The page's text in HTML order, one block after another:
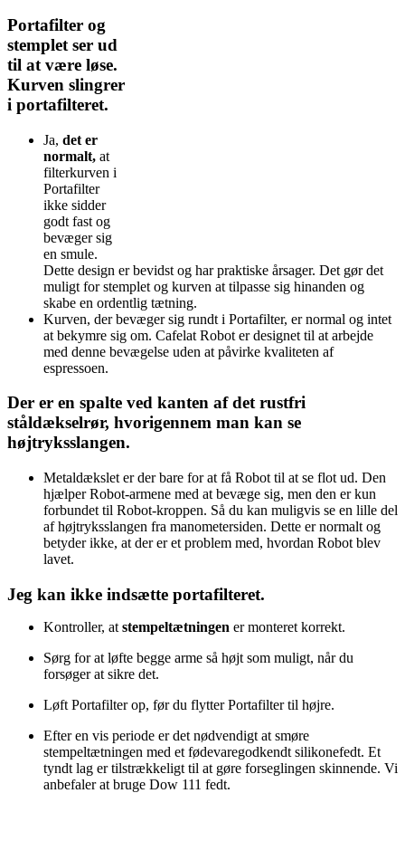
Portafilter og
stemplet ser ud
til at være løse.
Kurven slingrer
i portafilteret.
Ja, det er
normalt, at
filterkurven i
Portafilter
ikke sidder
godt fast og
bevæger sig
en smule.
Dette design er bevidst og har praktiske årsager. Det gør det
muligt for stemplet og kurven at tilpasse sig hinanden og
skabe en ordentlig tætning.
Kurven, der bevæger sig rundt i Portafilter, er normal og intet
at bekymre sig om. Cafelat Robot er designet til at arbejde
med denne bevægelse uden at påvirke kvaliteten af
espressoen.
Der er en spalte ved kanten af det rustfri
ståldækselrør, hvorigennem man kan se
højtryksslangen.
Metaldækslet er der bare for at få Robot til at se flot ud. Den
hjælper Robot-armene med at bevæge sig, men den er kun
forbundet til Robot-kroppen. Så du kan muligvis se en lille del
af højtryksslangen fra manometersiden. Dette er normalt og
betyder ikke, at der er et problem med, hvordan Robot blev
lavet.
Jeg kan ikke indsætte portafilteret.
Kontroller, at stempeltætningen er monteret korrekt.
Sørg for at løfte begge arme så højt som muligt, når du
forsøger at sikre det.
Løft Portafilter op, før du flytter Portafilter til højre.
Efter en vis periode er det nødvendigt at smøre
stempeltætningen med et fødevaregodkendt silikonefedt. Et
tyndt lag er tilstrækkeligt til at gøre forseglingen skinnende. Vi
anbefaler at bruge Dow 111 fedt.